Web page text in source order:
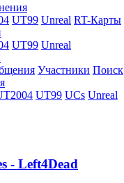
UT99 Unreal RT-Карты
UT99 Unreal
Участники Поиск
UT99 UCs Unreal
­- Left4Dead